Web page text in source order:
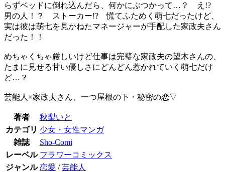
らずベッドに倒れ込んだら、何かにぶつかって…？ え!?
男の人！？ ストーカー!? 慌てふためく萌七だったけど、
実は彼は萌七を見かねたマネージャーが手配した家政夫さん
だった！！
めちゃくちゃ厳しいけど仕事は完璧な家政夫の望木さんの、
たまに見せる甘い優しさにどんどん惹かれていく萌七だけ
ど…？
芸能人×家政夫さん、一つ屋根の下・秘密の恋▽
著者
秋梨いと
カテゴリ 少女・女性マンガ
雑誌
Sho-Comi
レーベル フラワーコミックス
ジャンル 恋愛 /芸能人